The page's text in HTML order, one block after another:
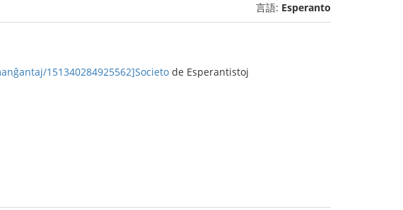
言語: Esperanto
151340284925562]Societo de Esperantistoj